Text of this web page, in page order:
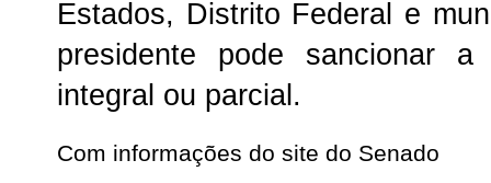
Estados, Distrito Federal e
presidente pode sancionar
integral ou parcial.
Com informações do site do Senado